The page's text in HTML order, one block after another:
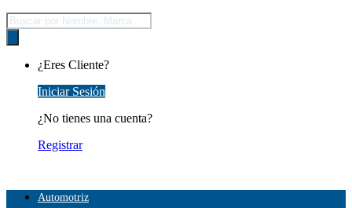
Búsqueda
de
productos
¿Eres Cliente?
Iniciar Sesión
¿No tienes una cuenta?
Registrar
Automotriz